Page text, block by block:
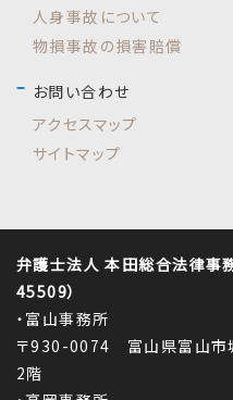
人身事故について
物損事故の損害賠償
お問い合わせ
アクセスマップ
サイトマップ
弁護士法人 本田総合法律事
45509）
・富山事務所
〒930-0074 富山県富山市
2階